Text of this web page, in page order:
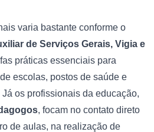
varia bastante conforme o
de Serviços Gerais, Vigia e
práticas essenciais para
escolas, postos de saúde e
os profissionais da educação,
, focam no contato direto
de aulas, na realização de